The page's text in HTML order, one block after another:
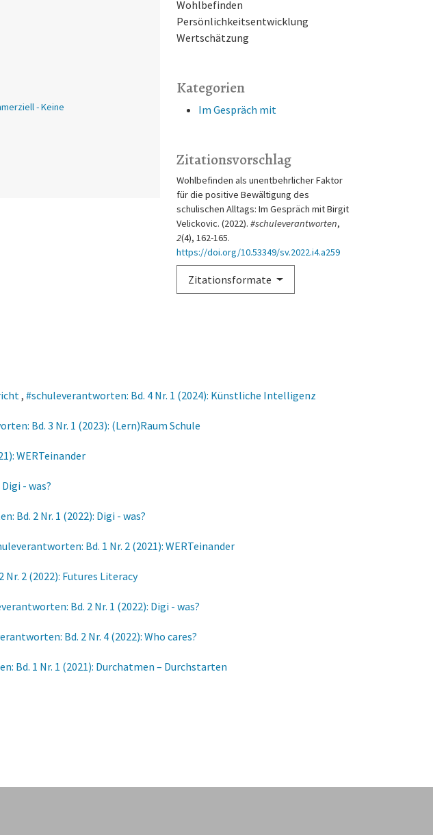
Wohlbefinden
Persönlichkeitsentwicklung
Wertschätzung
Kategorien
Im Gespräch mit
Zitationsvorschlag
Wohlbefinden als unentbehrlicher Faktor
für die positive Bewältigung des
schulischen Alltags: Im Gespräch mit Birgit
Velickovic. (2022). #schuleverantworten,
2(4), 162-165.
https://doi.org/10.53349/sv.2022.i4.a259
Zitationsformate
- Keine
, #schuleverantworten: Bd. 4 Nr. 1 (2024): Künstliche Intelligenz
Bd. 3 Nr. 1 (2023): (Lern)Raum Schule
WERTeinander
- was?
Bd. 2 Nr. 1 (2022): Digi - was?
Bd. 1 Nr. 2 (2021): WERTeinander
2 (2022): Futures Literacy
Bd. 2 Nr. 1 (2022): Digi - was?
Bd. 2 Nr. 4 (2022): Who cares?
Bd. 1 Nr. 1 (2021): Durchatmen – Durchstarten